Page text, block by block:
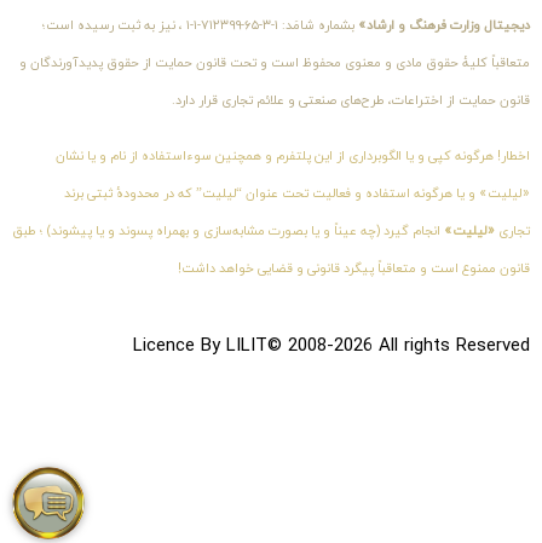
دیجیتال وزارت فرهنگ و ارشاد» بشماره شامَد: ۱-۳-۶۵-۷۱۲۳۹۹-۱-۱ ، نیز به ثبت رسیده است؛
متعاقباً کلیهٔ حقوق مادی و معنوی محفوظ است و تحت قانون حمایت از حقوق پدیدآورندگان و
قانون حمایت از اختراعات، طرح‌های صنعتی و علائم تجاری قرار دارد.
اخطار! هرگونه کپی و یا الگوبرداری از این پلتفرم و همچنین سوءاستفاده از نام و یا نشان
«لیلیت» و یا هرگونه استفاده و فعالیت تحت عنوان “لیلیت” که در محدودهٔ ثبتی برند
تجاری «لیلیت» انجام گیرد (چه عیناً و یا بصورت مشابه‌سازی و بهمراه پسوند و یا پیشوند) ؛ طبق
قانون ممنوع است و متعاقباً پیگرد قانونی و قضایی خواهد داشت!
Licence By LILIT© 2008-2026 All rights Reserved